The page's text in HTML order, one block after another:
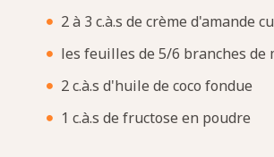
2 à 3 c.à.s de crème d'amande
les feuilles de 5/6 branches de
2 c.à.s d'huile de coco fondue
1 c.à.s de fructose en poudre